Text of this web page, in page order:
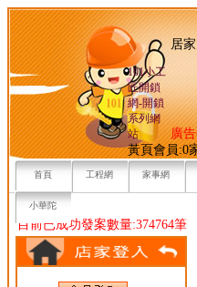
101小工
匠開鎖
網-開鎖
系列網
站
居
廣
黃頁會員
首頁 工程網 家事網
小華陀
目前已成功發案數量:374764筆